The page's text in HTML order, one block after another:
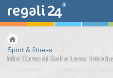
Sport & fitness
/
Mini Corso di Golf a Lana: